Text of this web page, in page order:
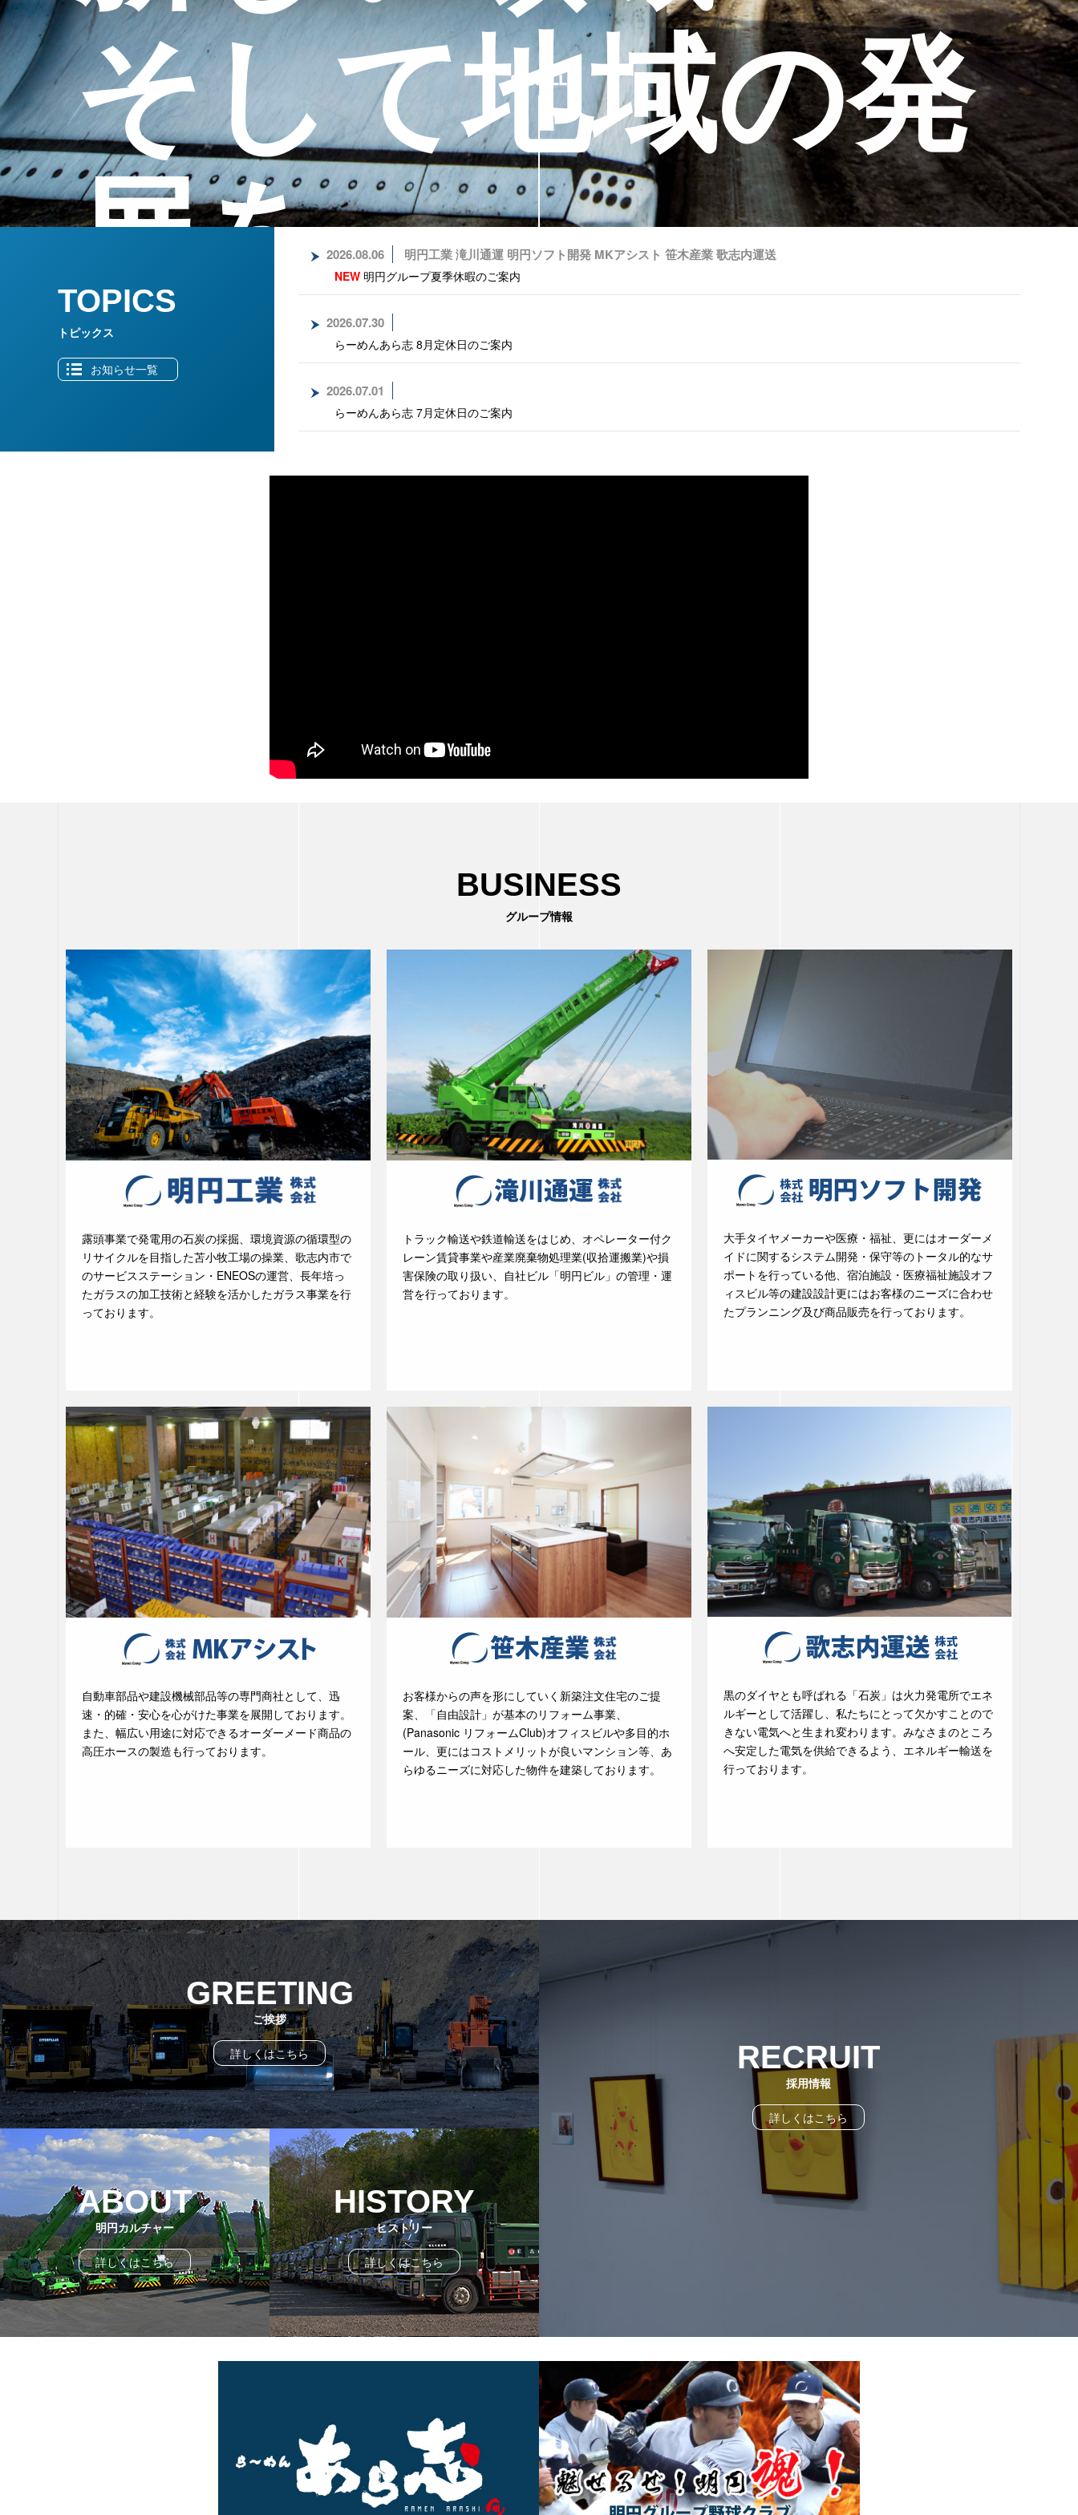
そして地域の発
展を。
大型ダンプの運転・JR貨物運送やクレーン操作、大手タイヤメ
ーカーや医療・福祉に特化したソフトウェアの開発、オフィス
に必要な環境構築やOA機器の販売、建設設計、車輛の部品販
売、そして住宅やマンションの建築を手掛ける多岐に渡るグル
TOPICS
トピックス
お知らせ一覧
2026.08.06 明円工業 滝川通運 明円ソフト開発 MKアシスト 笹木産業 歌志内運送
NEW 明円グループ夏季休暇のご案内
2026.07.30
らーめんあら志 8月定休日のご案内
2026.07.01
らーめんあら志 7月定休日のご案内
BUSINESS
グループ情報
露頭事業で発電用の石炭の採掘、環境資源の循環型の
リサイクルを目指した苫小牧工場の操業、歌志内市で
のサービスステーション・ENEOSの運営、長年培っ
たガラスの加工技術と経験を活かしたガラス事業を行
っております。
トラック輸送や鉄道輸送をはじめ、オペレーター付ク
レーン賃貸事業や産業廃棄物処理業(収拾運搬業)や損
害保険の取り扱い、自社ビル「明円ビル」の管理・運
営を行っております。
大手タイヤメーカーや医療・福祉、更にはオーダーメ
イドに関するシステム開発・保守等のトータル的なサ
ポートを行っている他、宿泊施設・医療福祉施設オフ
ィスビル等の建設設計更にはお客様のニーズに合わせ
たプランニング及び商品販売を行っております。
自動車部品や建設機械部品等の専門商社として、迅
速・的確・安心を心がけた事業を展開しております。
また、幅広い用途に対応できるオーダーメード商品の
高圧ホースの製造も行っております。
お客様からの声を形にしていく新築注文住宅のご提
案、「自由設計」が基本のリフォーム事業、
(Panasonic リフォームClub)オフィスビルや多目的ホ
ール、更にはコストメリットが良いマンション等、あ
らゆるニーズに対応した物件を建築しております。
黒のダイヤとも呼ばれる「石炭」は火力発電所でエネ
ルギーとして活躍し、私たちにとって欠かすことので
きない電気へと生まれ変わります。みなさまのところ
へ安定した電気を供給できるよう、エネルギー輸送を
行っております。
GREETING
ご挨拶
詳しくはこちら
ABOUT
明円カルチャー
詳しくはこちら
HISTORY
ヒストリー
詳しくはこちら
RECRUIT
採用情報
詳しくはこちら